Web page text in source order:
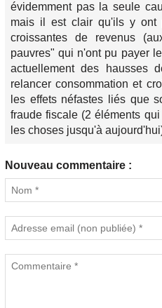
évidemment pas la seule
mais il est clair qu'ils y ont
croissantes de revenus
pauvres" qui n'ont pu payer
actuellement des hausses
relancer consommation et
les effets néfastes liés que
fraude fiscale (2 éléments
les choses jusqu'à
Nouveau commentaire :